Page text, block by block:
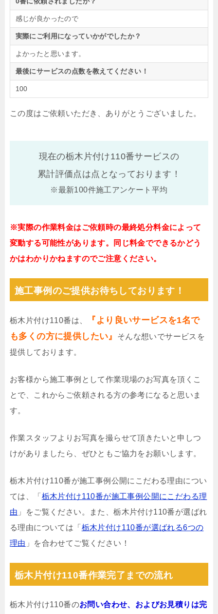
感じが良かったので
実際にご利用になっていかがでしたか？
よかったと思います。
最後にサービスの点数を教えてください！
100
この度はご依頼いただき、ありがとうございました。
現在の栃木片付け110番サービスの
累計評価点は点となっております！
※最新100件施工アンケート平均
※実際の作業料金はご依頼時の最終処分料金によって
変動する可能性があります。同じ料金でできるかどう
かはわかりかねますのでご注意ください。
施工事例のご提供お待ちしております！
栃木片付け110番は、
『より良いサービスを1名で
も多くの方に提供したい』
そんな想いでサービスを
提供しております。
お客様から施工事例として作業現場のお写真を頂くこ
とで、これからご依頼される方の参考になると思いま
す。
作業スタッフよりお写真を撮らせて頂きたいと申しつ
けがありましたら、ぜひともご協力をお願いします。
栃木片付け110番が施工事例公開にこだわる理由につい
ては、「 栃木片付け110番が施工事例公開にこだわる理
由 」をご覧ください。また、栃木片付け110番が選ばれ
る理由については「 栃木片付け110番が選ばれる6つの
理由 」を合わせてご覧ください！
栃木片付け110番作業完了までの流れ
栃木片付け110番のお問い合わせ、およびお見積りは完